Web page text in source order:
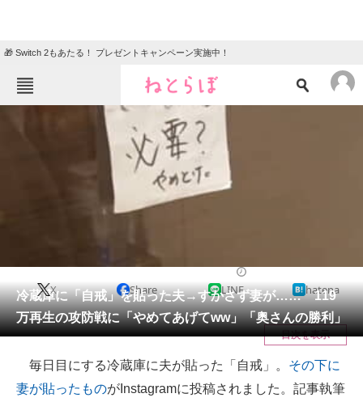
🎁 Switch 2もあたる！ プレゼントキャンペーン実施中！
ねとらぼメニュー
TOP ニュース
クイズ
地域
会員記事
メディア
注目記事を集めた総合ページ
ITの今と未来を見通す
冷蔵庫に「自戒」を貼った夫→すかさず妻が…… 119
万再生の攻防戦に「やめてあげてww」「奥さんの勝利」
X Share LINE hatena
目次を表示
毎日目にする冷蔵庫に夫が貼った「自戒」。 その下に
妻が貼ったものがInstagramに投稿されました。記事執筆